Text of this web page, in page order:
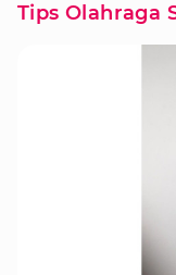
Tips Olahraga